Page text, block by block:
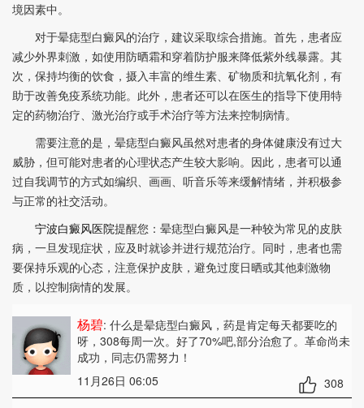
境因素中。
对于晕痣型白癜风的治疗，建议采取综合措施。首先，患者应
减少外界刺激，如使用防晒霜和穿着防护服来降低紫外线暴露。其
次，保持均衡的饮食，摄入丰富的维生素、矿物质和抗氧化剂，有
助于改善免疫系统功能。此外，患者还可以在医生的指导下使用特
定的药物治疗、激光治疗或手术治疗等方法来控制病情。
需要注意的是，晕痣型白癜风虽然对患者的身体健康没有过大
威胁，但可能对患者的心理状态产生较大影响。因此，患者可以通
过自我调节的方式如编织、画画、听音乐等来缓解情绪，并积极参
与正常的社交活动。
宁波白癜风医院提醒您：晕痣型白癜风是一种较为常见的皮肤
病，一旦发现症状，应及时就诊并进行规范治疗。同时，患者也需
要保持乐观的心态，注意保护皮肤，避免过度日晒或其他刺激物
质，以控制病情的发展。
杨碧: 什么是晕痣型白癜风，药是肯定每天都要吃的
呀，308每周一次。好了70%吧,部分治愈了。革命尚未
成功，同志仍需努力！
11月26日 06:05
308